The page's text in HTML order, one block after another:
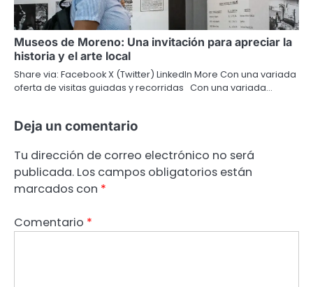
Museos de Moreno: Una invitación para apreciar la
historia y el arte local
Share via: Facebook X (Twitter) LinkedIn More Con una variada
oferta de visitas guiadas y recorridas Con una variada…
Deja un comentario
Tu dirección de correo electrónico no será
publicada. Los campos obligatorios están
marcados con *
Comentario *